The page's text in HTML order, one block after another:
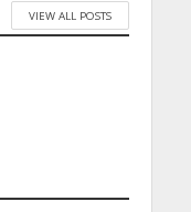
VIEW ALL POSTS